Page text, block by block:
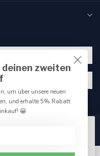
zweiten
um über unsere neuen
und erhalte 5% Rabatt
😀